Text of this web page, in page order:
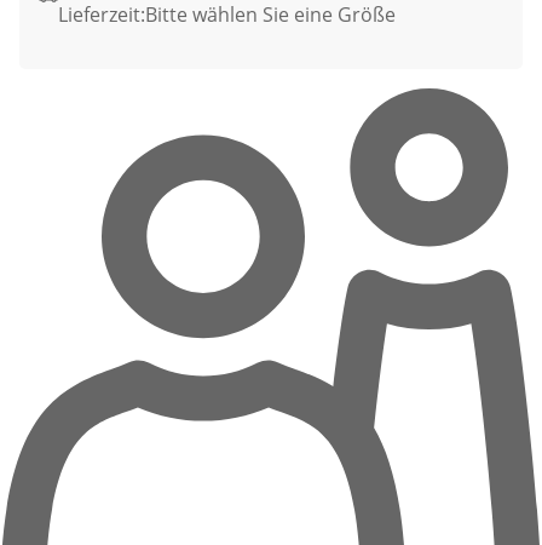
Lieferzeit:Bitte wählen Sie eine Größe